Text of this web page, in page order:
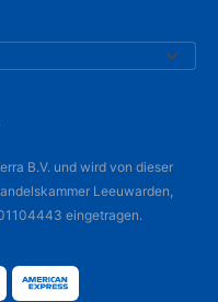
B.V. und wird von dieser
Leeuwarden,
eingetragen.